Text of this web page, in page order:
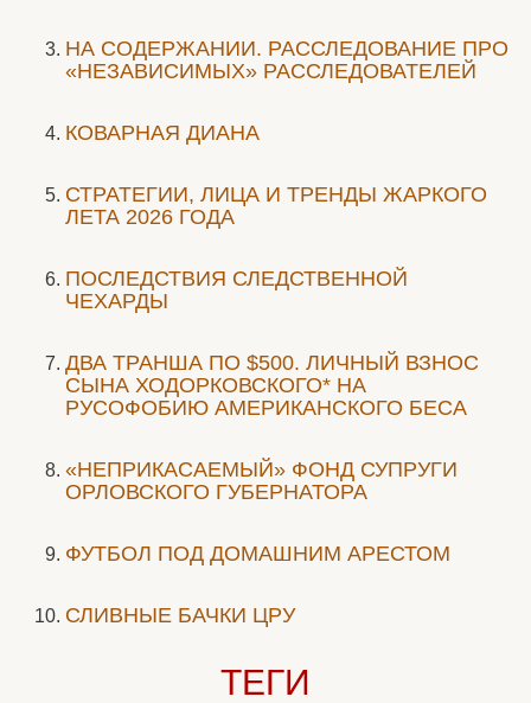
НА СОДЕРЖАНИИ. РАССЛЕДОВАНИЕ ПРО
«НЕЗАВИСИМЫХ» РАССЛЕДОВАТЕЛЕЙ
КОВАРНАЯ ДИАНА
СТРАТЕГИИ, ЛИЦА И ТРЕНДЫ ЖАРКОГО
ЛЕТА 2026 ГОДА
ПОСЛЕДСТВИЯ СЛЕДСТВЕННОЙ
ЧЕХАРДЫ
ДВА ТРАНША ПО $500. ЛИЧНЫЙ ВЗНОС
СЫНА ХОДОРКОВСКОГО* НА
РУСОФОБИЮ АМЕРИКАНСКОГО БЕСА
«НЕПРИКАСАЕМЫЙ» ФОНД СУПРУГИ
ОРЛОВСКОГО ГУБЕРНАТОРА
ФУТБОЛ ПОД ДОМАШНИМ АРЕСТОМ
СЛИВНЫЕ БАЧКИ ЦРУ
ТЕГИ